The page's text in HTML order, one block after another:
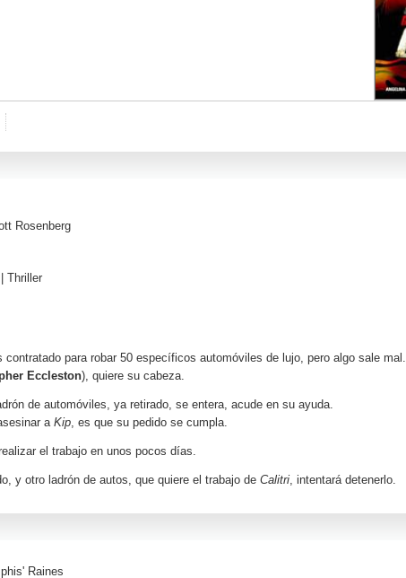
Rosenberg
Thriller
contratado para robar 50 específicos automóviles de lujo, pero algo sale mal.
Eccleston), quiere su cabeza.
de automóviles, ya retirado, se entera, acude en su ayuda.
aKip, es que su pedido se cumpla.
el trabajo en unos pocos días.
y otro ladrón de autos, que quiere el trabajo de Calitri, intentará detenerlo.
Raines